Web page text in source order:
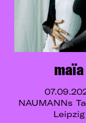
maïa
NAUMANNs
Leipzig